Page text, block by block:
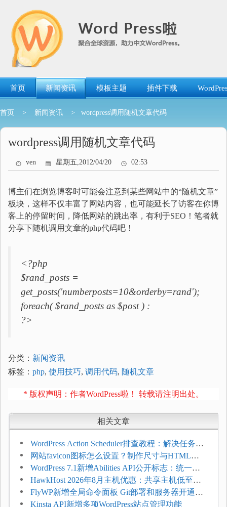
首页 新闻资讯 模板主题 插件下载
首页 > 新闻资讯 > wordpress调用随机文章代码
wordpress调用随机文章代码
ven 星期五,2012/04/20 02:53
博主们在浏览博客时可能会注意到某些网站中的“随机文章”
板块，这样不仅丰富了网站内容，也可能延长了访客在你博
客上的停留时间，降低网站的跳出率，有利于SEO！笔者就
分享下随机调用文章的php代码吧！
<?php
$rand_posts =
get_posts('numberposts=10&orderby=rand');
foreach( $rand_posts as $post ) :
?>
分类： 新闻资讯
标签： php, 使用技巧, 调用代码, 随机文章
* 版权声明：作者WordPress啦！ 转载请注明出处。
相关文章
WordPress Action Scheduler排查教程：解决任务积
压和订单延迟
网站favicon图标怎么设置？制作尺寸与HTML添
加方法
WordPress 7.1新增Abilities API公开标志：统一支
持REST API、MCP与AI代理
HawkHost 2026年8月主机优惠：共享主机低至
$2.61/月，高性能主机同步折扣
FlyWP新增全局命令面板 Git部署和服务器开通更
方便
Kinsta API新增多项WordPress站点管理功能